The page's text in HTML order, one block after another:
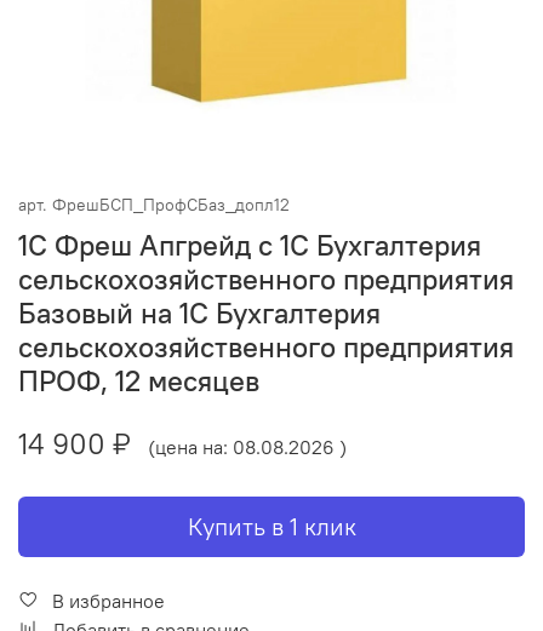
арт. ФрешБСП_ПрофСБаз_допл12
1С Фреш Апгрейд с 1С Бухгалтерия
сельскохозяйственного предприятия
Базовый на 1С Бухгалтерия
сельскохозяйственного предприятия
ПРОФ, 12 месяцев
14 900 ₽
(цена на: 08.08.2026 )
Купить в 1 клик
В избранное